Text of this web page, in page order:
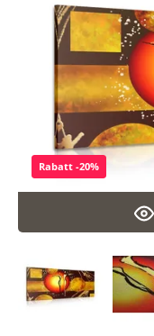
Rabatt -20%